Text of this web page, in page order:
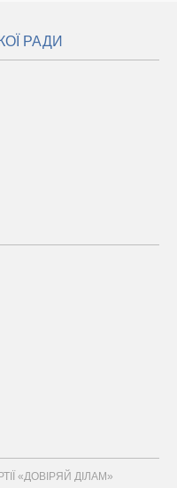
РАДИ
«ДОВІРЯЙ ДІЛАМ»